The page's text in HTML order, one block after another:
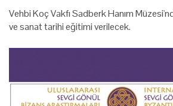
Vehbi Koç Vakfı Sadberk Hanım
ve sanat tarihi eğitimi verilecek.